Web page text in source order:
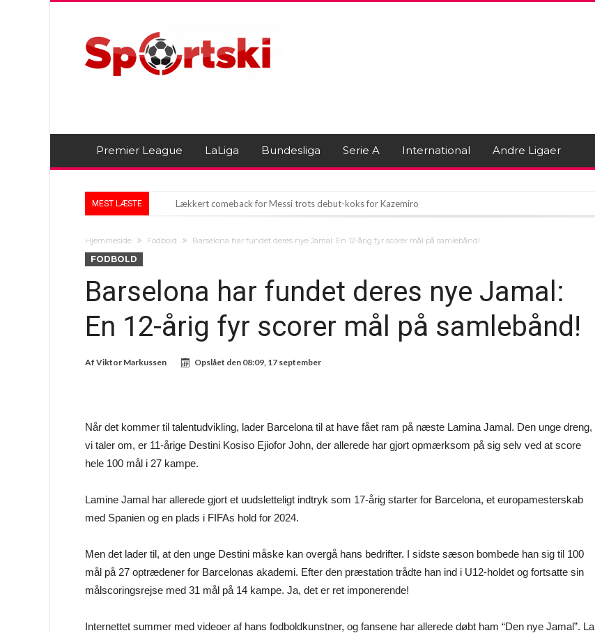
Premier League LaLiga Bundesliga Serie A International Andre Ligaer
MEST LÆSTE Lækkert comeback for Messi trots debut-koks for Kazemiro
Hjemmeside Fodbold Barselona har fundet deres nye Jamal: En 12-årig fyr scorer mål på samlebånd!
FODBOLD
Barselona har fundet deres nye Jamal:
En 12-årig fyr scorer mål på samlebånd!
Af Viktor Markussen Opslået den 08:09, 17 september
Når det kommer til talentudvikling, lader Barcelona til at have fået ram på næste Lamina Jamal. Den unge dreng,
vi taler om, er 11-årige Destini Kosiso Ejiofor John, der allerede har gjort opmærksom på sig selv ved at score
hele 100 mål i 27 kampe.
Lamine Jamal har allerede gjort et uudsletteligt indtryk som 17-årig starter for Barcelona, et europamesterskab
med Spanien og en plads i FIFAs hold for 2024.
Men det lader til, at den unge Destini måske kan overgå hans bedrifter. I sidste sæson bombede han sig til 100
mål på 27 optrædener for Barcelonas akademi. Efter den præstation trådte han ind i U12-holdet og fortsatte sin
målscoringsrejse med 31 mål på 14 kampe. Ja, det er ret imponerende!
Internettet summer med videoer af hans fodboldkunstner, og fansene har allerede døbt ham “Den nye Jamal”. La